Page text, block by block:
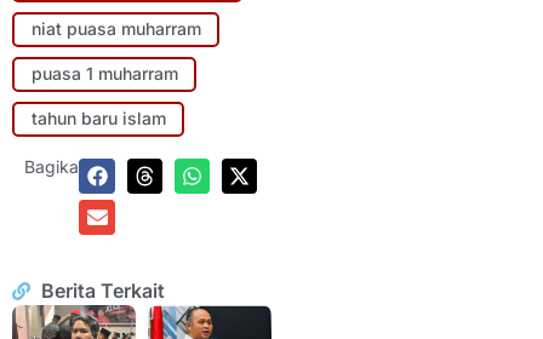
niat puasa muharram
puasa 1 muharram
tahun baru islam
Bagikan:
Berita Terkait